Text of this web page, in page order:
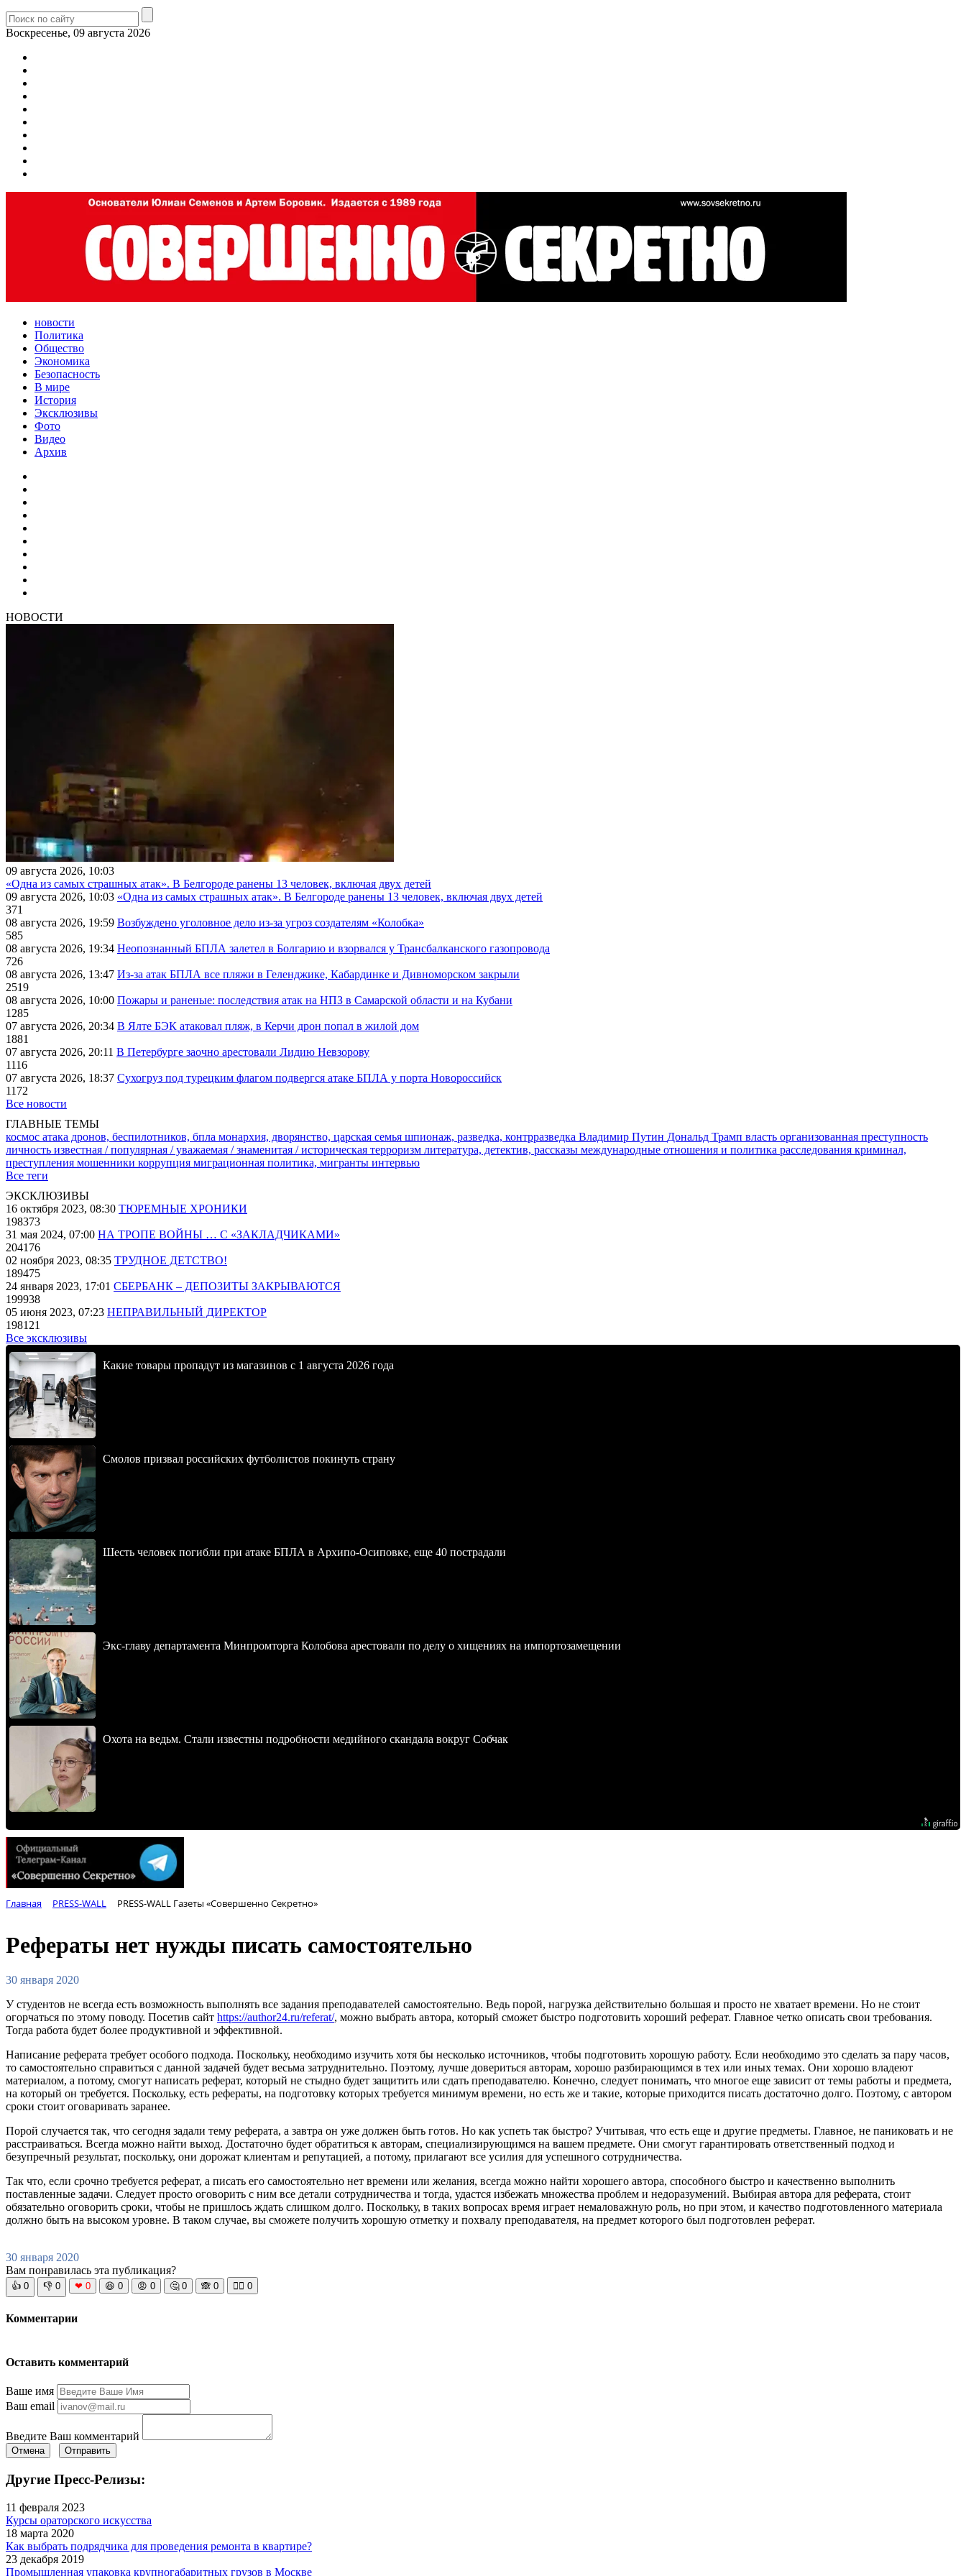
Воскресенье, 09 августа 2026
новости
Политика
Общество
Экономика
Безопасность
В мире
История
Эксклюзивы
Фото
Видео
Архив
НОВОСТИ
09 августа 2026, 10:03
«Одна из самых страшных атак». В Белгороде ранены 13 человек, включая двух детей
09 августа 2026, 10:03 «Одна из самых страшных атак». В Белгороде ранены 13 человек, включая двух детей
371
08 августа 2026, 19:59 Возбуждено уголовное дело из-за угроз создателям «Колобка»
585
08 августа 2026, 19:34 Неопознанный БПЛА залетел в Болгарию и взорвался у Трансбалканского газопровода
726
08 августа 2026, 13:47 Из-за атак БПЛА все пляжи в Геленджике, Кабардинке и Дивноморском закрыли
2519
08 августа 2026, 10:00 Пожары и раненые: последствия атак на НПЗ в Самарской области и на Кубани
1285
07 августа 2026, 20:34 В Ялте БЭК атаковал пляж, в Керчи дрон попал в жилой дом
1881
07 августа 2026, 20:11 В Петербурге заочно арестовали Лидию Невзорову
1116
07 августа 2026, 18:37 Сухогруз под турецким флагом подвергся атаке БПЛА у порта Новороссийск
1172
Все новости
ГЛАВНЫЕ ТЕМЫ
космос атака дронов, беспилотников, бпла монархия, дворянство, царская семья шпионаж, разведка, контрразведка Владимир Путин Дональд Трамп власть организованная преступность
личность известная / популярная / уважаемая / знаменитая / историческая терроризм литература, детектив, рассказы международные отношения и политика расследования криминал,
преступления мошенники коррупция миграционная политика, мигранты интервью
Все теги
ЭКСКЛЮЗИВЫ
16 октября 2023, 08:30 ТЮРЕМНЫЕ ХРОНИКИ
198373
31 мая 2024, 07:00 НА ТРОПЕ ВОЙНЫ … С «ЗАКЛАДЧИКАМИ»
204176
02 ноября 2023, 08:35 ТРУДНОЕ ДЕТСТВО!
189475
24 января 2023, 17:01 СБЕРБАНК – ДЕПОЗИТЫ ЗАКРЫВАЮТСЯ
199938
05 июня 2023, 07:23 НЕПРАВИЛЬНЫЙ ДИРЕКТОР
198121
Все эксклюзивы
Какие товары пропадут из магазинов с 1 августа 2026 года
Смолов призвал российских футболистов покинуть страну
Шесть человек погибли при атаке БПЛА в Архипо-Осиповке, еще 40 пострадали
Экс-главу департамента Минпромторга Колобова арестовали по делу о хищениях на импортозамещении
Охота на ведьм. Стали известны подробности медийного скандала вокруг Собчак
Главная PRESS-WALL PRESS-WALL Газеты «Совершенно Секретно»
Рефераты нет нужды писать самостоятельно
30 января 2020
У студентов не всегда есть возможность выполнять все задания преподавателей самостоятельно. Ведь порой, нагрузка действительно большая и просто не хватает времени. Но не стоит
огорчаться по этому поводу. Посетив сайт https://author24.ru/referat/, можно выбрать автора, который сможет быстро подготовить хороший реферат. Главное четко описать свои требования.
Тогда работа будет более продуктивной и эффективной.
Написание реферата требует особого подхода. Поскольку, необходимо изучить хотя бы несколько источников, чтобы подготовить хорошую работу. Если необходимо это сделать за пару часов,
то самостоятельно справиться с данной задачей будет весьма затруднительно. Поэтому, лучше довериться авторам, хорошо разбирающимся в тех или иных темах. Они хорошо владеют
материалом, а потому, смогут написать реферат, который не стыдно будет защитить или сдать преподавателю. Конечно, следует понимать, что многое еще зависит от темы работы и предмета,
на который он требуется. Поскольку, есть рефераты, на подготовку которых требуется минимум времени, но есть же и такие, которые приходится писать достаточно долго. Поэтому, с автором
сроки стоит оговаривать заранее.
Порой случается так, что сегодня задали тему реферата, а завтра он уже должен быть готов. Но как успеть так быстро? Учитывая, что есть еще и другие предметы. Главное, не паниковать и не
расстраиваться. Всегда можно найти выход. Достаточно будет обратиться к авторам, специализирующимся на вашем предмете. Они смогут гарантировать ответственный подход и
безупречный результат, поскольку, они дорожат клиентам и репутацией, а потому, прилагают все усилия для успешного сотрудничества.
Так что, если срочно требуется реферат, а писать его самостоятельно нет времени или желания, всегда можно найти хорошего автора, способного быстро и качественно выполнить
поставленные задачи. Следует просто оговорить с ним все детали сотрудничества и тогда, удастся избежать множества проблем и недоразумений. Выбирая автора для реферата, стоит
обязательно оговорить сроки, чтобы не пришлось ждать слишком долго. Поскольку, в таких вопросах время играет немаловажную роль, но при этом, и качество подготовленного материала
должно быть на высоком уровне. В таком случае, вы сможете получить хорошую отметку и похвалу преподавателя, на предмет которого был подготовлен реферат.
30 января 2020
Вам понравилась эта публикация?
👍 0 👎 0 ❤ 0 😆 0 😡 0 🤔 0 🙈 0 🧘‍♀️ 0
Комментарии
Оставить комментарий
Ваше имя
Ваш email
Введите Ваш комментарий
Отмена Отправить
Другие Пресс-Релизы:
11 февраля 2023
Курсы ораторского искусства
18 марта 2020
Как выбрать подрядчика для проведения ремонта в квартире?
23 декабря 2019
Промышленная упаковка крупногабаритных грузов в Москве